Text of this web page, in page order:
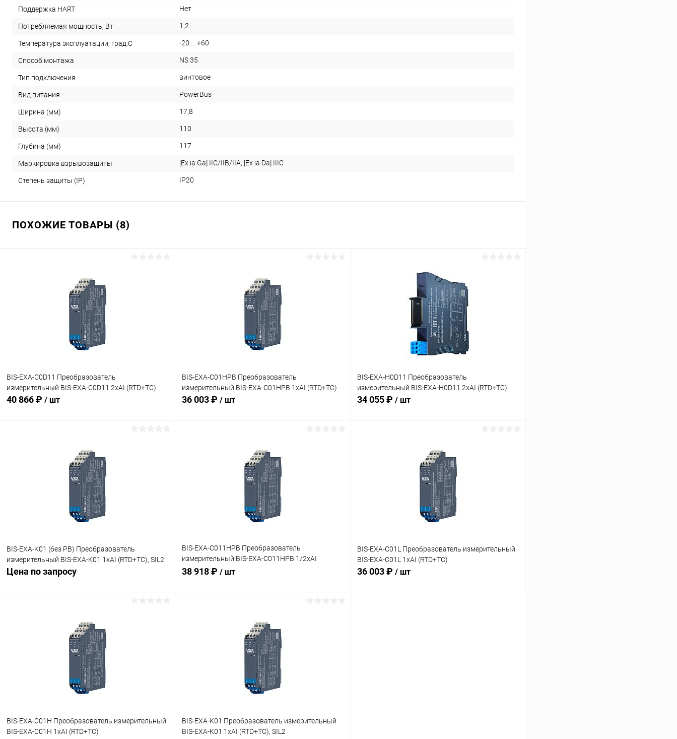
Поддержка HART Нет
Потребляемая мощность, Вт 1,2
Температура эксплуатации, град.С -20 … +60
Способ монтажа NS 35
Тип подключения винтовое
Вид питания PowerBus
Ширина (мм) 17,8
Высота (мм) 110
Глубина (мм) 117
Маркировка взрывозащиты [Ex ia Ga] IIC/IIB/IIA; [Ex ia Da] IIIC
Степень защиты (IP) IP20
ПОХОЖИЕ ТОВАРЫ (8)
BIS-EXA-C0D11 Преобразователь
измерительный BIS-EXA-C0D11 2хAI (RTD+TC)
40 866 ₽ / шт
BIS-EXA-C01HPB Преобразователь
измерительный BIS-EXA-C01HPB 1хAI (RTD+TC)
36 003 ₽ / шт
BIS-EXA-H0D11 Преобразователь
измерительный BIS-EXA-H0D11 2хAI (RTD+TC)
34 055 ₽ / шт
BIS-EXA-K01 (без PB) Преобразователь
измерительный BIS-EXA-K01 1хAI (RTD+TC), SIL2
Цена по запросу
Запросить цену
BIS-EXA-C011HPB Преобразователь
измерительный BIS-EXA-C011HPB 1/2хAI
(RTD+TC)
38 918 ₽ / шт
BIS-EXA-C01L Преобразователь измерительный
BIS-EXA-C01L 1хAI (RTD+TC)
36 003 ₽ / шт
BIS-EXA-C01H Преобразователь измерительный
BIS-EXA-C01H 1хAI (RTD+TC)
BIS-EXA-K01 Преобразователь измерительный
BIS-EXA-K01 1хAI (RTD+TC), SIL2